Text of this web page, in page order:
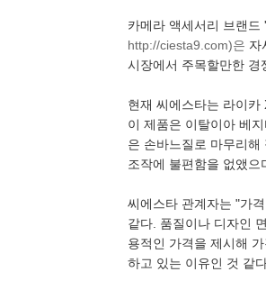
카메라 액세서리 브랜드
http://ciesta9.com)은 자
시장에서 주목할만한
현재 씨에스타는 라이
이 제품은 이탈이아 베
은 손바느질로 마무리
조작에 불편함을 없앴
씨에스타 관계자는 "가
같다. 품질이나 디자인
용적인 가격을 제시해
하고 있는 이유인 것 같